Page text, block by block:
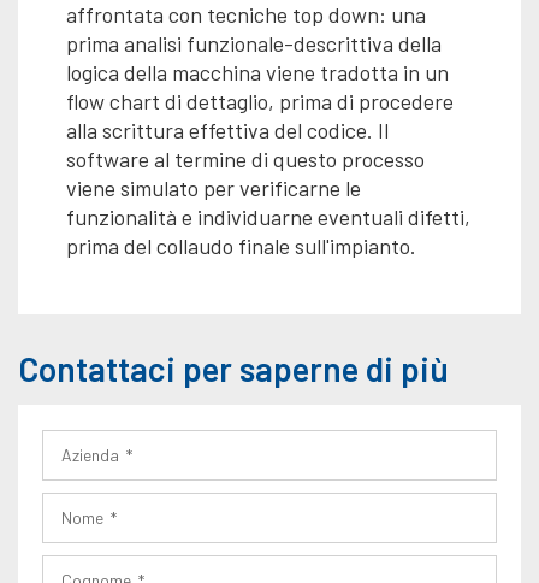
affrontata con tecniche top down: una
prima analisi funzionale-descrittiva della
logica della macchina viene tradotta in un
flow chart di dettaglio, prima di procedere
alla scrittura effettiva del codice. Il
software al termine di questo processo
viene simulato per verificarne le
funzionalità e individuarne eventuali difetti,
prima del collaudo finale sull'impianto.
Contattaci per saperne di più